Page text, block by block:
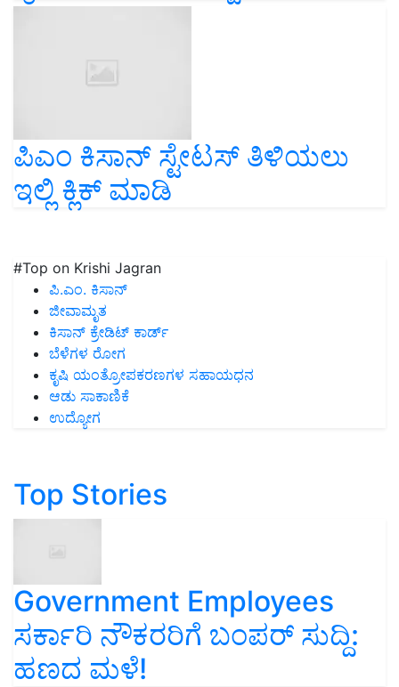
ಪಿಎಂ ಕಿಸಾನ್ ಸ್ಟೇಟಸ್ ತಿಳಿಯಲು
ಇಲ್ಲಿ ಕ್ಲಿಕ್ ಮಾಡಿ
#Top on Krishi Jagran
ಪಿ.ಎಂ. ಕಿಸಾನ್
ಜೀವಾಮೃತ
ಕಿಸಾನ್ ಕ್ರೇಡಿಟ್ ಕಾರ್ಡ್
ಬೆಳೆಗಳ ರೋಗ
ಕೃಷಿ ಯಂತ್ರೋಪಕರಣಗಳ ಸಹಾಯಧನ
ಆಡು ಸಾಕಾಣಿಕೆ
ಉದ್ಯೋಗ
Top Stories
Government Employees
ಸರ್ಕಾರಿ ನೌಕರರಿಗೆ ಬಂಪರ್‌ ಸುದ್ದಿ:
ಹಣದ ಮಳೆ!